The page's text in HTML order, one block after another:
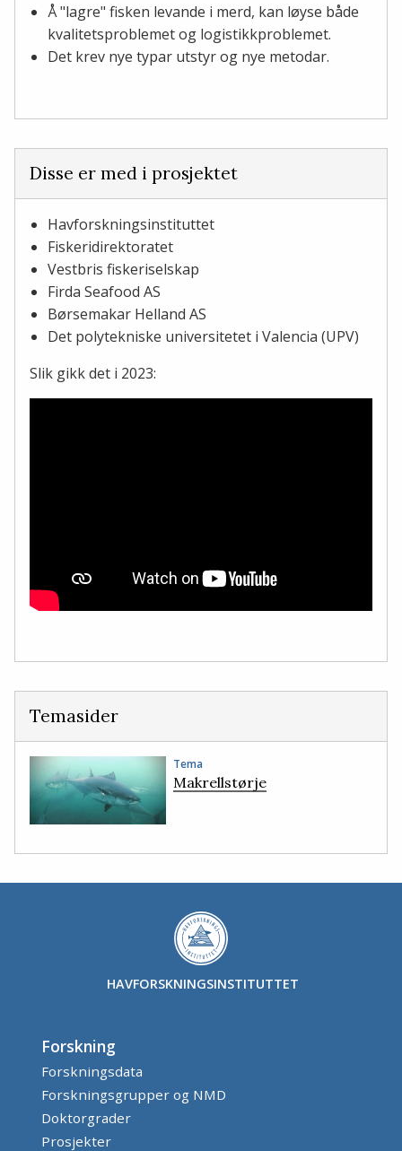
Å "lagre" fisken levande i merd, kan løyse både
kvalitetsproblemet og logistikkproblemet.
Det krev nye typar utstyr og nye metodar.
Disse er med i prosjektet
Havforskningsinstituttet
Fiskeridirektoratet
Vestbris fiskeriselskap
Firda Seafood AS
Børsemakar Helland AS
Det polytekniske universitetet i Valencia (UPV)
Slik gikk det i 2023:
Temasider
Tema
Makrellstørje
HAVFORSKNINGSINSTITUTTET
Forskning
Forskningsdata
Forskningsgrupper og NMD
Doktorgrader
Prosjekter